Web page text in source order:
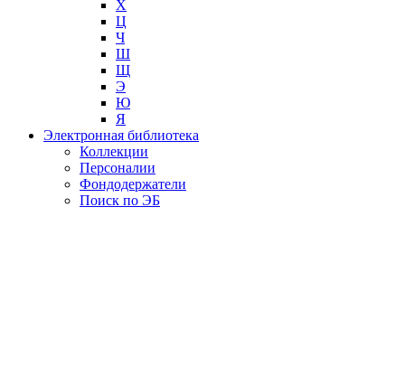
Х
Ц
Ч
Ш
Щ
Э
Ю
Я
Электронная библиотека
Коллекции
Персоналии
Фондодержатели
Поиск по ЭБ